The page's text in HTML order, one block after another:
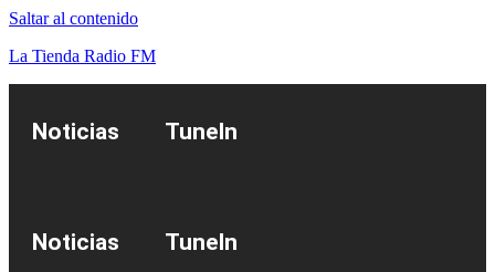
Saltar al contenido
La Tienda Radio FM
Noticias TuneIn
Noticias TuneIn